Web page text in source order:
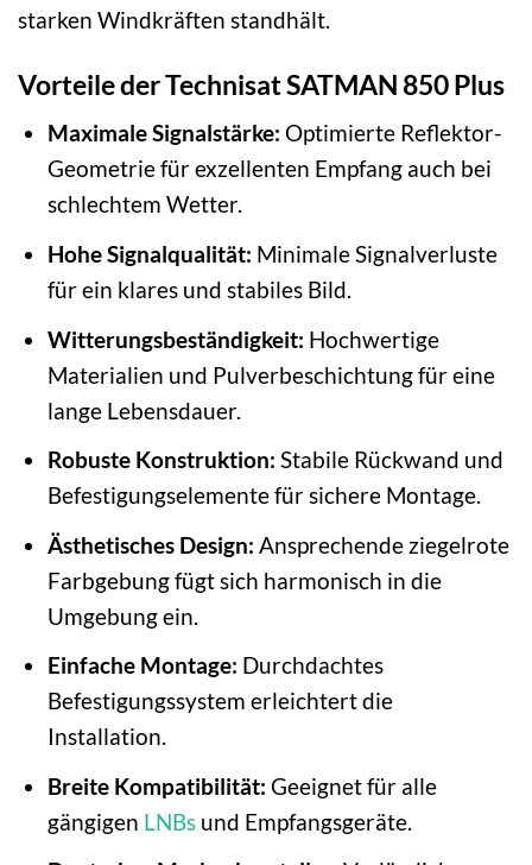
starken Windkräften standhält.
Vorteile der Technisat SATMAN 850 Plus
Maximale Signalstärke: Optimierte Reflektor-
Geometrie für exzellenten Empfang auch bei
schlechtem Wetter.
Hohe Signalqualität: Minimale Signalverluste
für ein klares und stabiles Bild.
Witterungsbeständigkeit: Hochwertige
Materialien und Pulverbeschichtung für eine
lange Lebensdauer.
Robuste Konstruktion: Stabile Rückwand und
Befestigungselemente für sichere Montage.
Ästhetisches Design: Ansprechende ziegelrote
Farbgebung fügt sich harmonisch in die
Umgebung ein.
Einfache Montage: Durchdachtes
Befestigungssystem erleichtert die
Installation.
Breite Kompatibilität: Geeignet für alle
gängigen LNBsund Empfangsgeräte.